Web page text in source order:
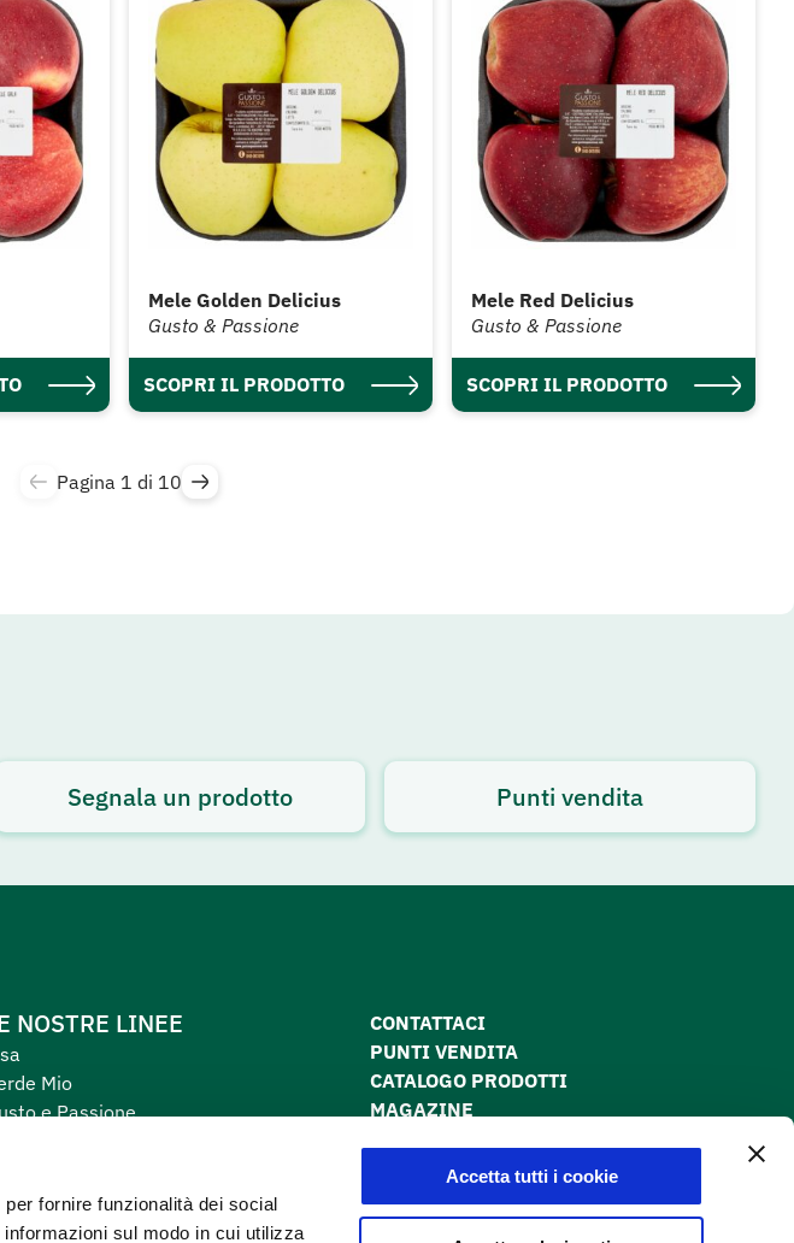
fornire funzionalità dei social
sul modo in cui utilizza
Accetta tutti i cookie
Mele Golden Delicius
Gusto & Passione
SCOPRI IL PRODOTTO
Mele Red Delicius
Gusto & Passione
SCOPRI IL PRODOTTO
Pagina 1 di 10
Segnala un prodotto Punti vendita
NOSTRE LINEE
Mio
e Passione
CONTATTACI
PUNTI VENDITA
CATALOGO PRODOTTI
MAGAZINE
COOKIE POLICY